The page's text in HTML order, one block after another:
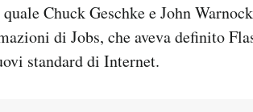
Chuck Geschke e John
di Jobs, che aveva definito
standard di Internet.